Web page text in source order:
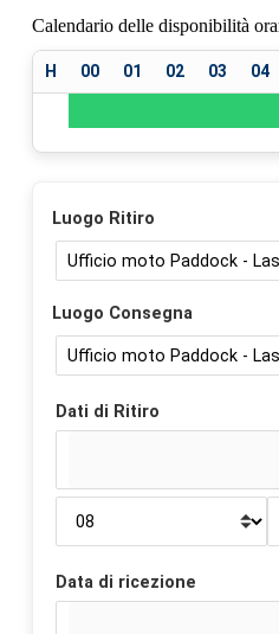
Calendario delle disponibilità
H 00 01 02 03 04
Luogo Ritiro
Luogo Consegna
Dati di Ritiro
Data di ricezione